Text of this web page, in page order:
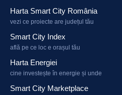
Harta Smart City România
vezi ce proiecte are județul tău
Smart City Index
află pe ce loc e orașul tău
Harta Energiei
cine investește în energie și unde
Smart City Marketplace